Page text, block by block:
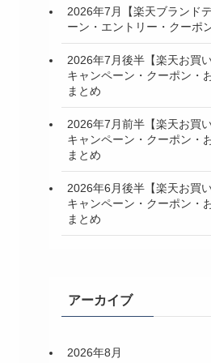
2026年7月【楽天ブランド
ーン・エントリー・クーポ
2026年7月後半【楽天お買
キャンペーン・クーポン・
まとめ
2026年7月前半【楽天お買
キャンペーン・クーポン・
まとめ
2026年6月後半【楽天お買
キャンペーン・クーポン・
まとめ
アーカイブ
2026年8月